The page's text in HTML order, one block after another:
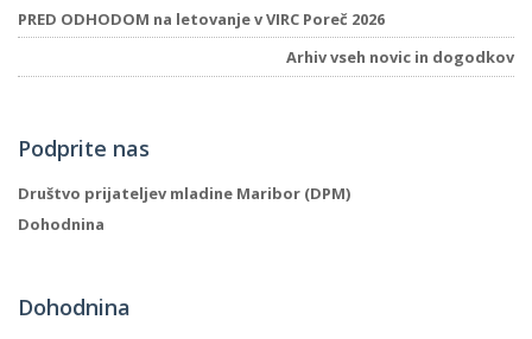
PRED ODHODOM na letovanje v VIRC Poreč 2026
Arhiv vseh novic in dogodkov
Podprite nas
Društvo prijateljev mladine Maribor (DPM)
Dohodnina
Dohodnina